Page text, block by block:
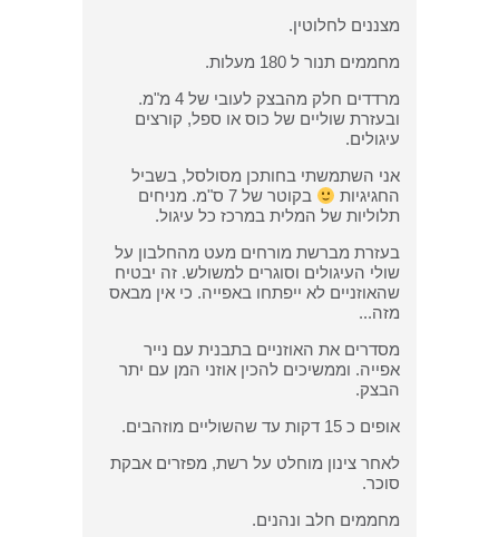
מצננים לחלוטין.
מחממים תנור ל 180 מעלות.
מרדדים חלק מהבצק לעובי של 4 מ"מ.
ובעזרת שוליים של כוס או ספל, קורצים
עיגולים.
אני השתמשתי בחותכן מסולסל, בשביל
החגיגיות
בקוטר של 7 ס"מ. מניחים
תלוליות של המלית במרכז כל עיגול.
בעזרת מברשת מורחים מעט מהחלבון על
שולי העיגולים וסוגרים למשולש. זה יבטיח
שהאוזניים לא ייפתחו באפייה. כי אין מבאס
מזה...
מסדרים את האוזניים בתבנית עם נייר
אפייה. וממשיכים להכין אוזני המן עם יתר
הבצק.
אופים כ 15 דקות עד שהשוליים מוזהבים.
לאחר צינון מוחלט על רשת, מפזרים אבקת
סוכר.
מחממים חלב ונהנים.